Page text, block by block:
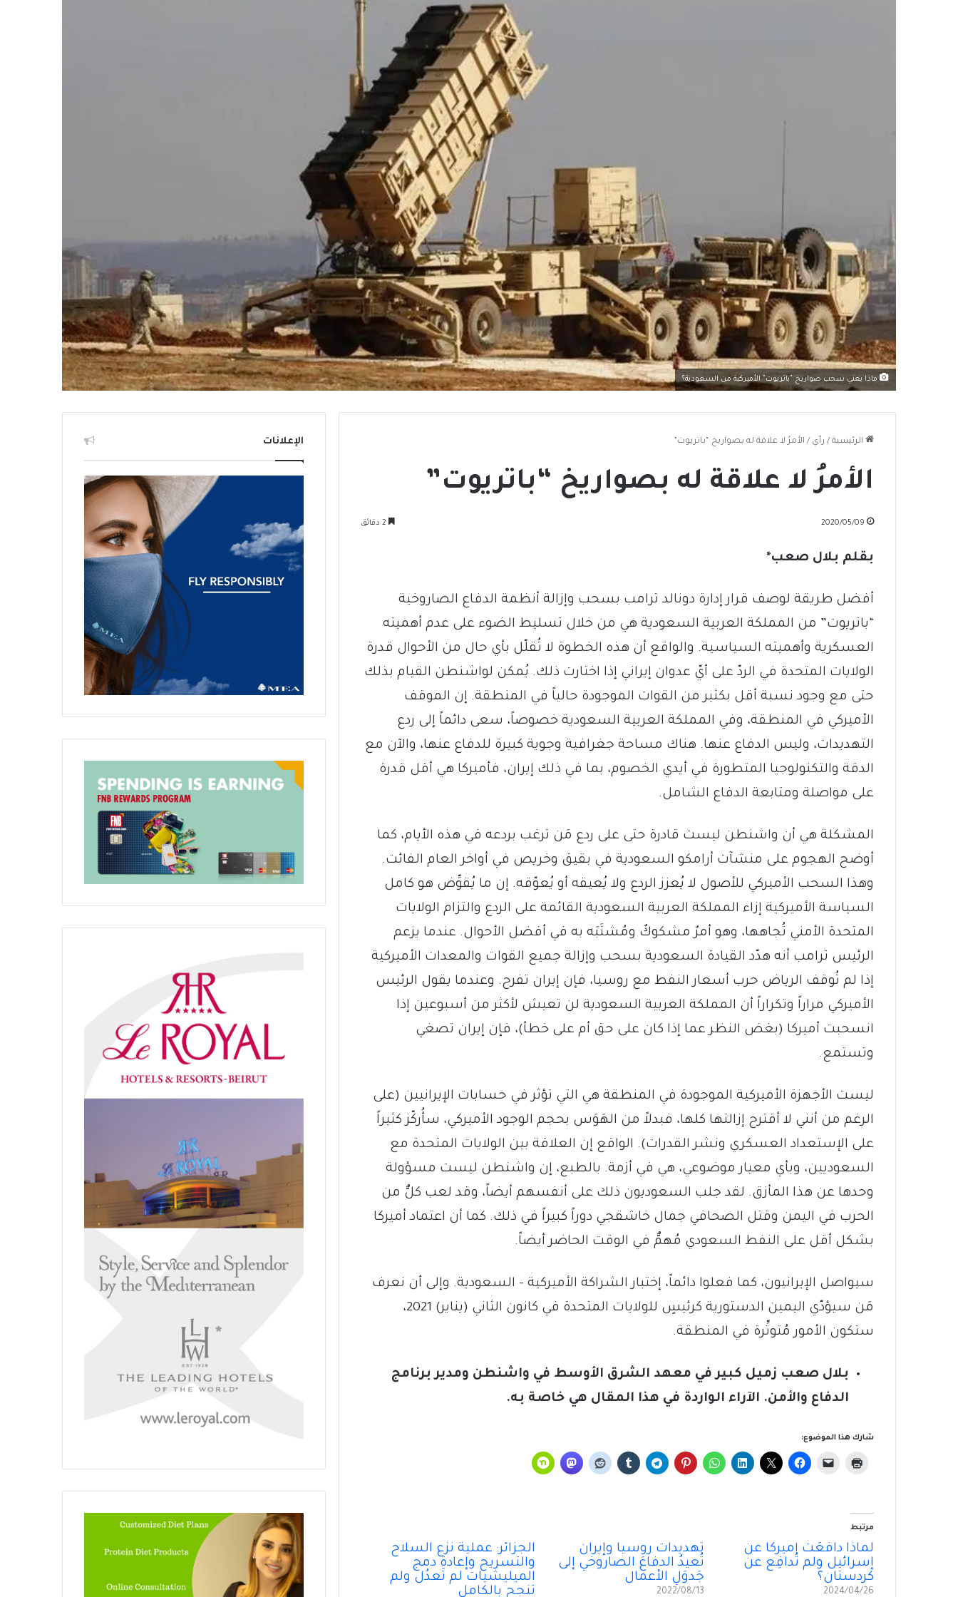
ماذا يعني سحب صواريخ "باتريوت" الأميركية من السعودية؟
الرئيسية / رأي / الأمرُ لا علاقة له بصواريخ “باتريوت”
الأمرُ لا علاقة له بصواريخ “باتريوت”
2020/05/09
بقلم بلال صعب*
أفضل طريقة لوصف قرار إدارة دونالد ترامب بسحب وإزالة أنظمة الدفاع الصاروخية
“باتريوت” من المملكة العربية السعودية هي من خلال تسليط الضوء على عدم أهميته
العسكرية وأهميته السياسية. والواقع أن هذه الخطوة لا تُقلّل بأي حال من الأحوال قدرة
الولايات المتحدة في الردّ على أيّ عدوان إيراني إذا اختارت ذلك. يُمكن لواشنطن القيام بذلك
حتى مع وجود نسبة أقل بكثير من القوات الموجودة حالياً في المنطقة. إن الموقف
الأميركي في المنطقة، وفي المملكة العربية السعودية خصوصاً، سعى دائماً إلى ردع
التهديدات، وليس الدفاع عنها. هناك مساحة جغرافية وجوية كبيرة للدفاع عنها، والآن مع
الدقة والتكنولوجيا المتطورة في أيدي الخصوم، بما في ذلك إيران، فأميركا هي أقل قدرة
على مواصلة ومتابعة الدفاع الشامل.
المشكلة هي أن واشنطن ليست قادرة حتى على ردع مَن ترغب بردعه في هذه الأيام، كما
أوضح الهجوم على منشآت أرامكو السعودية في بقيق وخريص في أواخر العام الفائت.
وهذا السحب الأميركي للأصول لا يُعزز الردع ولا يُعيقه أو يُعوّقه. إن ما يُقوِّض هو كامل
السياسة الأميركية إزاء المملكة العربية السعودية القائمة على الردع والتزام الولايات
المتحدة الأمني تُجاهها، وهو أمرٌ مشكوكٌ ومُشتَبَه به في أفضل الأحوال. عندما يزعم
الرئيس ترامب أنه هدّد القيادة السعودية بسحب وإزالة جميع القوات والمعدات الأميركية
إذا لم تُوقف الرياض حرب أسعار النفط مع روسيا، فإن إيران تفرح. وعندما يقول الرئيس
الأميركي مراراً وتكراراً أن المملكة العربية السعودية لن تعيش لأكثر من أسبوعين إذا
انسحبت أميركا (بغض النظر عما إذا كان على حق أم على خطأ)، فإن إيران تصغي
وتستمع.
ليست الأجهزة الأميركية الموجودة في المنطقة هي التي تؤثر في حسابات الإيرانيين (على
الرغم من أنني لا أقترح إزالتها كلها، فبدلاً من الهَوَس بحجم الوجود الأميركي، سأُركّز كثيراً
على الإستعداد العسكري ونشر القدرات). الواقع إن العلاقة بين الولايات المتحدة مع
السعوديين، وبأي معيار موضوعي، هي في أزمة. بالطبع، إن واشنطن ليست مسؤولة
وحدها عن هذا المأزق. لقد جلب السعوديون ذلك على أنفسهم أيضاً، وقد لعب كلٌّ من
الحرب في اليمن وقتل الصحافي جمال خاشقجي دوراً كبيراً في ذلك. كما أن اعتماد أميركا
بشكل أقل على النفط السعودي مُهمٌّ في الوقت الحاضر أيضاً.
سيواصل الإيرانيون، كما فعلوا دائماً، إختبار الشراكة الأميركية – السعودية. وإلى أن نعرف
مَن سيؤدّي اليمين الدستورية كرئيسٍ للولايات المتحدة في كانون الثاني (يناير) 2021،
ستكون الأمور مُتوتِّرة في المنطقة.
بلال صعب زميل كبير في معهد الشرق الأوسط في واشنطن ومدير برنامج
الدفاع والأمن. الآراء الواردة في هذا المقال هي خاصة به.
شارك هذا الموضوع:
مرتبط
لماذا دافَعَت أميركا عن
إسرائيل ولم تُدافِع عن
كردستان؟
2024/04/26
تهديداتُ روسيا وإيران
تُعيدُ الدفاعَ الصاروخي إلى
جَدوَلِ الأعمال
2022/08/13
الجزائر: عملية نزع السلاح
والتسريح وإعادة دمج
الميليشيات لم تَعدُل ولم
تنجح بالكامل
لبنان ليس للبيع… والسيادة ليست موضِع
بوتين واحد لا بوتينان في روسيا!
سقوطُ “الأذرُع”: هل انتهى زمنُ الوكلاء؟
الإعلانات